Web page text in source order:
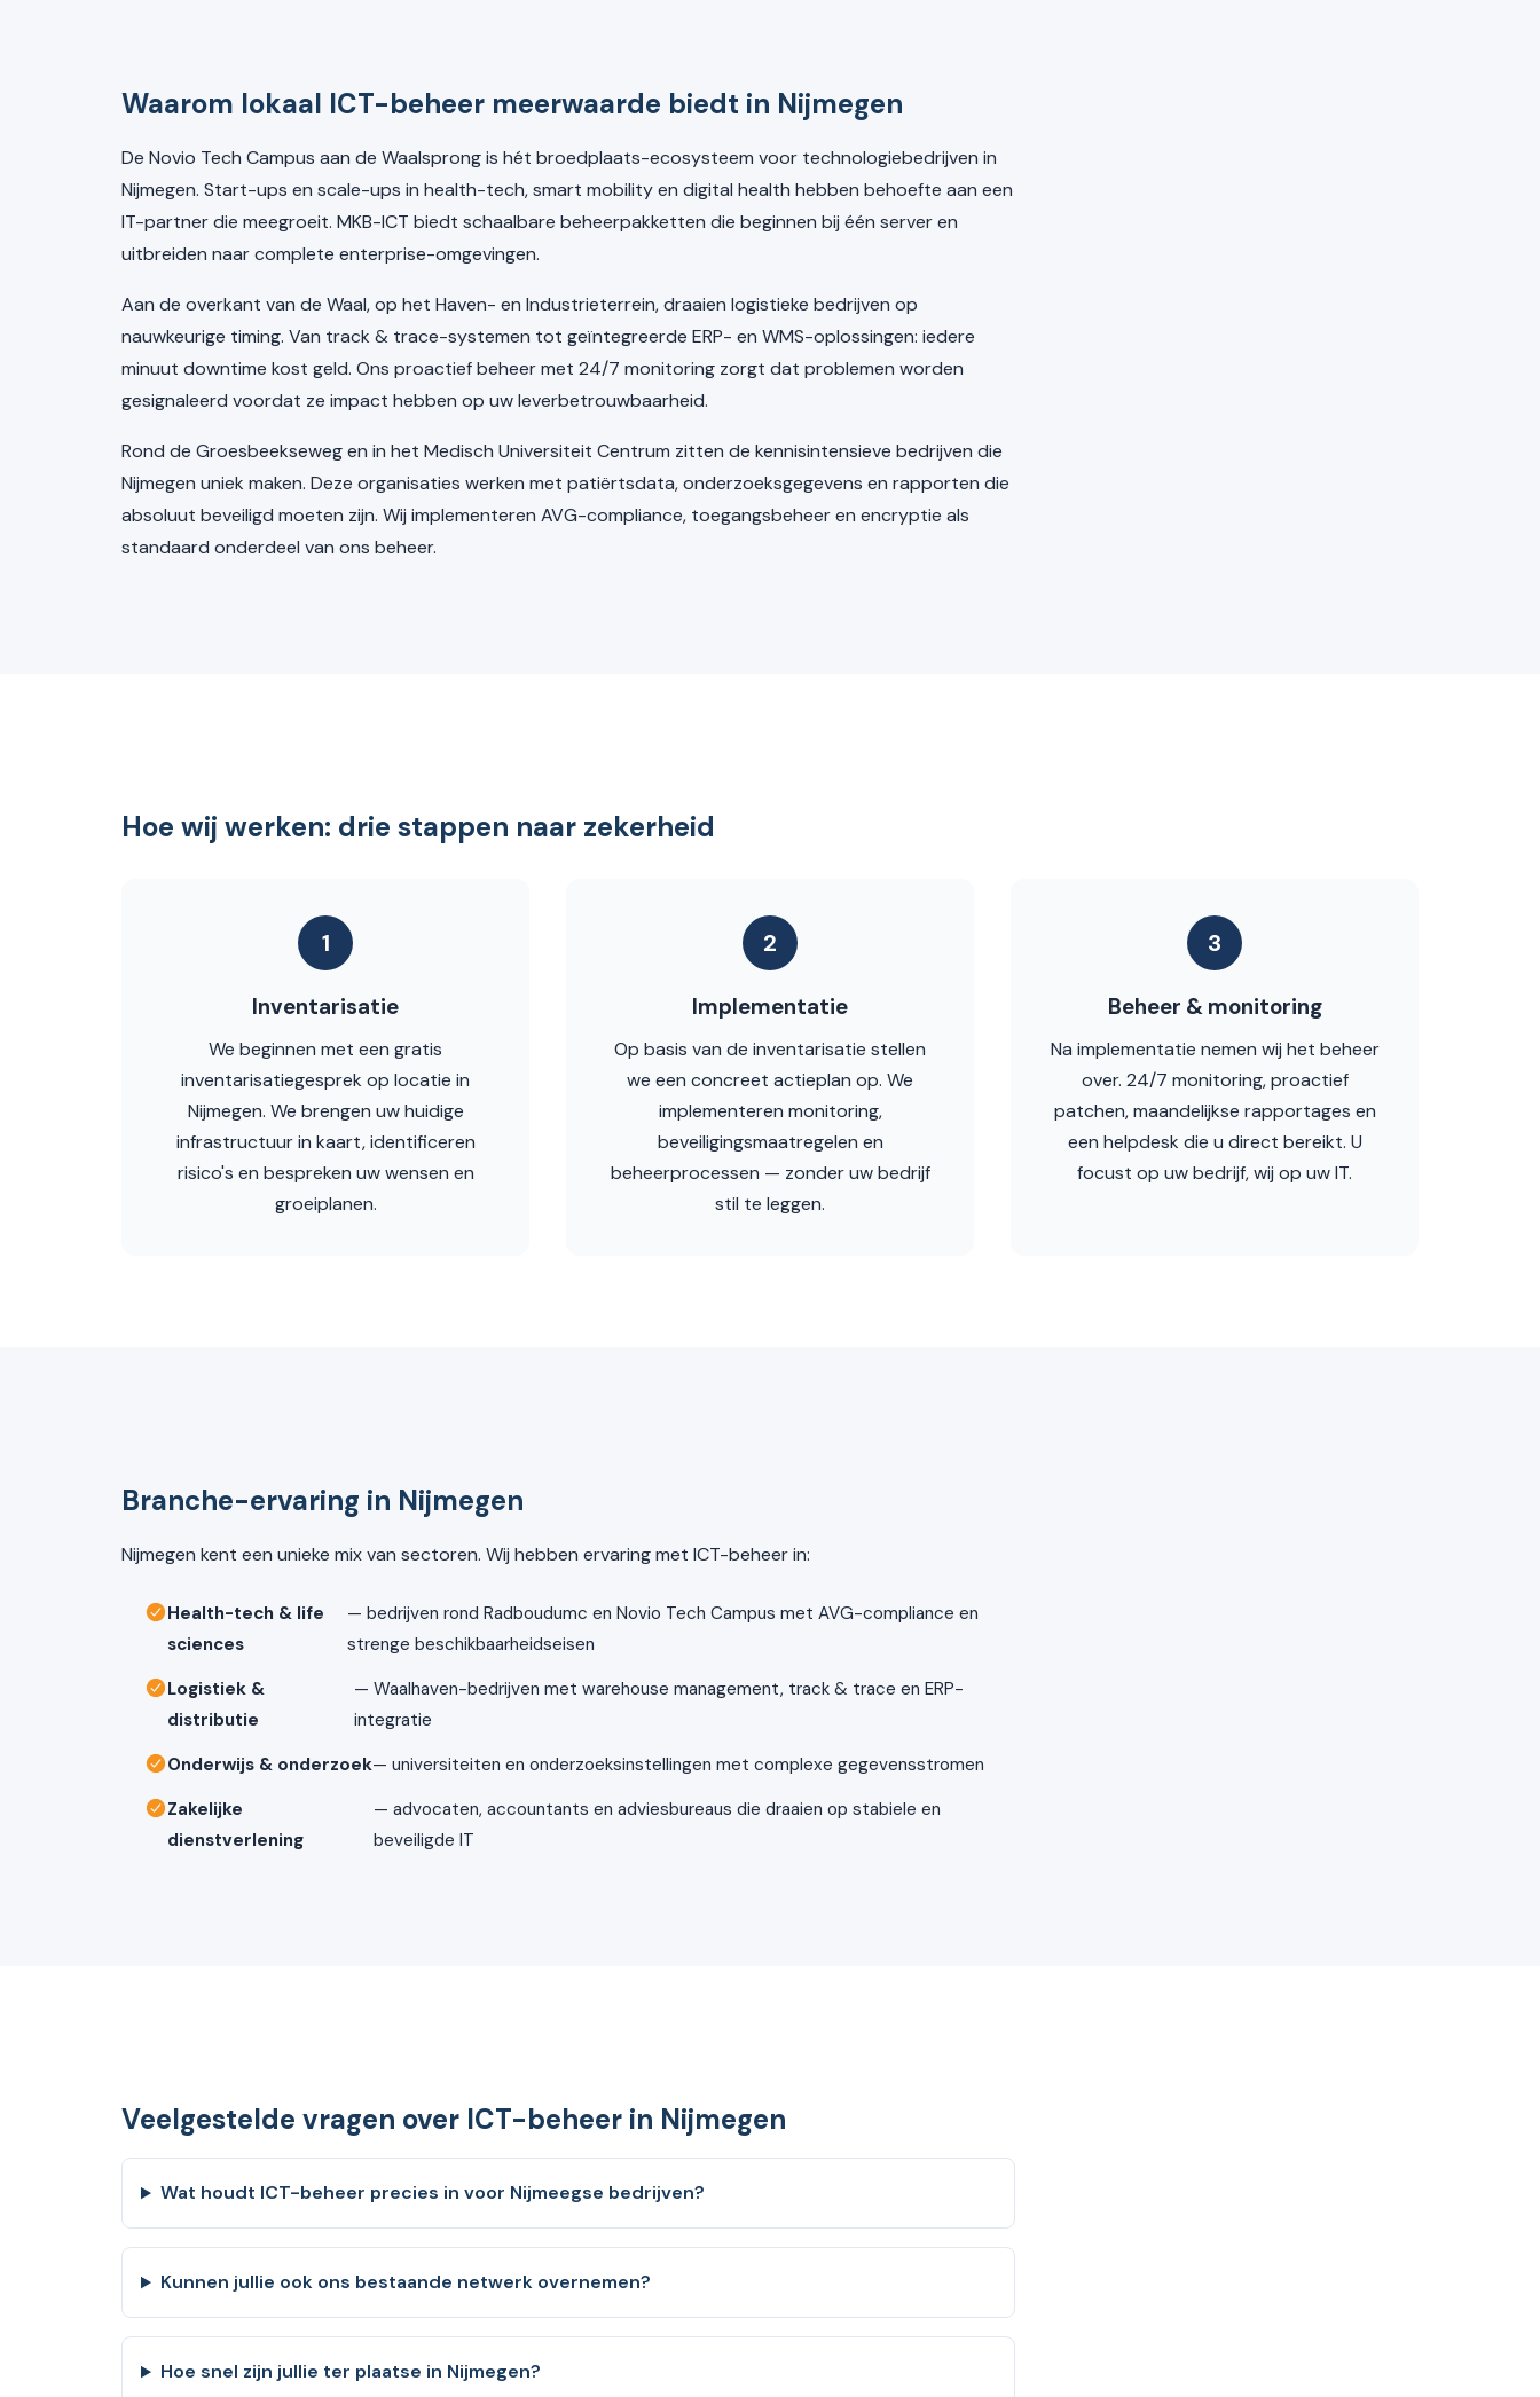
Waarom lokaal ICT-beheer meerwaarde biedt in Nijmegen
De Novio Tech Campus aan de Waalsprong is hét broedplaats-ecosysteem voor technologiebedrijven in
Nijmegen. Start-ups en scale-ups in health-tech, smart mobility en digital health hebben behoefte aan een
IT-partner die meegroeit. MKB-ICT biedt schaalbare beheerpakketten die beginnen bij één server en
uitbreiden naar complete enterprise-omgevingen.
Aan de overkant van de Waal, op het Haven- en Industrieterrein, draaien logistieke bedrijven op
nauwkeurige timing. Van track & trace-systemen tot geïntegreerde ERP- en WMS-oplossingen: iedere
minuut downtime kost geld. Ons proactief beheer met 24/7 monitoring zorgt dat problemen worden
gesignaleerd voordat ze impact hebben op uw leverbetrouwbaarheid.
Rond de Groesbeekseweg en in het Medisch Universiteit Centrum zitten de kennisintensieve bedrijven die
Nijmegen uniek maken. Deze organisaties werken met patiërtsdata, onderzoeksgegevens en rapporten die
absoluut beveiligd moeten zijn. Wij implementeren AVG-compliance, toegangsbeheer en encryptie als
standaard onderdeel van ons beheer.
Hoe wij werken: drie stappen naar zekerheid
1
Inventarisatie
We beginnen met een gratis
inventarisatiegesprek op locatie in
Nijmegen. We brengen uw huidige
infrastructuur in kaart, identificeren
risico's en bespreken uw wensen en
groeiplanen.
2
Implementatie
Op basis van de inventarisatie stellen
we een concreet actieplan op. We
implementeren monitoring,
beveiligingsmaatregelen en
beheerprocessen — zonder uw bedrijf
stil te leggen.
3
Beheer & monitoring
Na implementatie nemen wij het beheer
over. 24/7 monitoring, proactief
patchen, maandelijkse rapportages en
een helpdesk die u direct bereikt. U
focust op uw bedrijf, wij op uw IT.
Branche-ervaring in Nijmegen
Nijmegen kent een unieke mix van sectoren. Wij hebben ervaring met ICT-beheer in:
Health-tech & life
sciences
— bedrijven rond Radboudumc en Novio Tech Campus met AVG-compliance en
strenge beschikbaarheidseisen
Logistiek &
distributie
— Waalhaven-bedrijven met warehouse management, track & trace en ERP-
integratie
Onderwijs & onderzoek— universiteiten en onderzoeksinstellingen met complexe gegevensstromen
Zakelijke
dienstverlening
— advocaten, accountants en adviesbureaus die draaien op stabiele en
beveiligde IT
Veelgestelde vragen over ICT-beheer in Nijmegen
Wat houdt ICT-beheer precies in voor Nijmeegse bedrijven?
Kunnen jullie ook ons bestaande netwerk overnemen?
Hoe snel zijn jullie ter plaatse in Nijmegen?